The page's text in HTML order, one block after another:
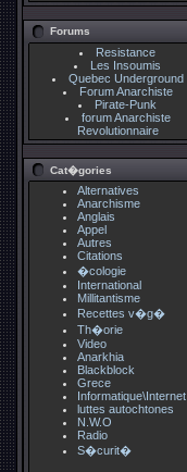
Forums
Resistance
Les Insoumis
Quebec Underground
Forum Anarchiste
Pirate-Punk
forum Anarchiste
Revolutionnaire
Cat�gories
Alternatives
Anarchisme
Anglais
Appel
Autres
Citations
�cologie
International
Millitantisme
Recettes v�g�
Th�orie
Video
Anarkhia
Blackblock
Grece
Informatique\Internet
luttes autochtones
N.W.O
Radio
S�curit�